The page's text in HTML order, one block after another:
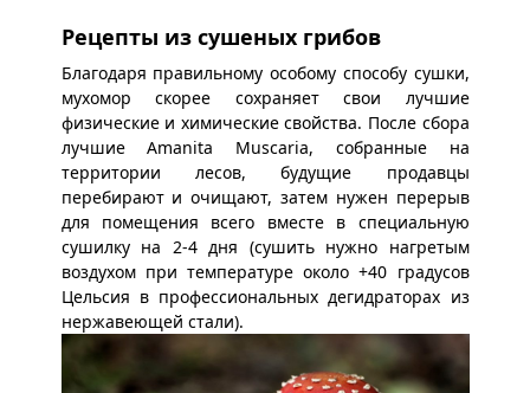
Рецепты из сушеных грибов
Благодаря правильному особому способу сушки,
мухомор скорее сохраняет свои лучшие
физические и химические свойства. После сбора
лучшие Amanita Muscaria, собранные на
территории лесов, будущие продавцы
перебирают и очищают, затем нужен перерыв
для помещения всего вместе в специальную
сушилку на 2-4 дня (сушить нужно нагретым
воздухом при температуре около +40 градусов
Цельсия в профессиональных дегидраторах из
нержавеющей стали).